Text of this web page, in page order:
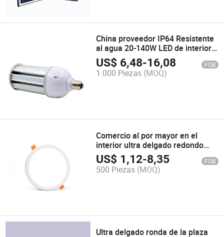
China proveedor IP64 Resistente
al agua 20-140W LED de interior
blanco frío Lámpara de luz E27
B22, lámpara de iluminación
US$ 6,48-16,08 FOB
1.000 Piezas (MOQ)
Comercio al por mayor en el
interior ultra delgado redondo
cuadrado de 20W 220V Panel LED
de luz de techo hacia abajo para
dormitorios
US$ 1,12-8,35 FOB
500 Piezas (MOQ)
Ultra delgado ronda de la plaza